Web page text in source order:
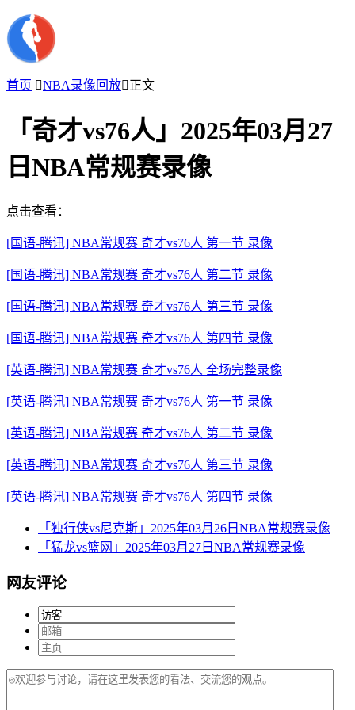
首页 NBA录像回放正文
「奇才vs76人」2025年03月27
日NBA常规赛录像
点击查看：
[国语-腾讯] NBA常规赛 奇才vs76人 第一节 录像
[国语-腾讯] NBA常规赛 奇才vs76人 第二节 录像
[国语-腾讯] NBA常规赛 奇才vs76人 第三节 录像
[国语-腾讯] NBA常规赛 奇才vs76人 第四节 录像
[英语-腾讯] NBA常规赛 奇才vs76人 全场完整录像
[英语-腾讯] NBA常规赛 奇才vs76人 第一节 录像
[英语-腾讯] NBA常规赛 奇才vs76人 第二节 录像
[英语-腾讯] NBA常规赛 奇才vs76人 第三节 录像
[英语-腾讯] NBA常规赛 奇才vs76人 第四节 录像
「独行侠vs尼克斯」2025年03月26日NBA常规赛录像
「猛龙vs篮网」2025年03月27日NBA常规赛录像
网友评论